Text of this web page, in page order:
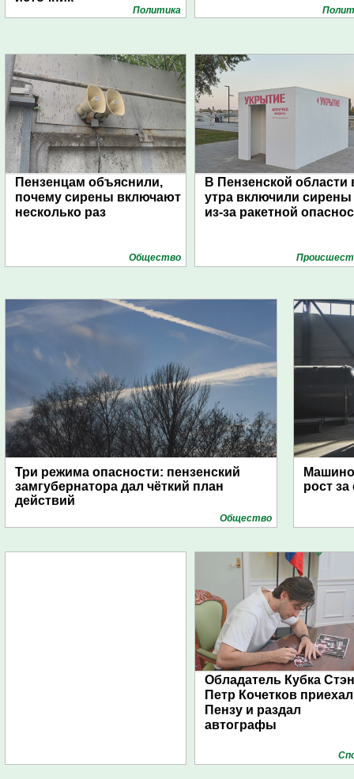
Политика
Пензенцам объяснили,
почему сирены включают
несколько раз
Общество
В Пензенской области
утра включили сирены
из-за ракетной
Три режима опасности: пензенский
замгубернатора дал чёткий план
действий
Общество
рост за
Обладатель Кубка
Петр Кочетков
Пензу и раздал
автографы